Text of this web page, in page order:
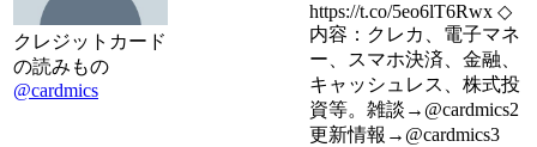
クレジットカード
の読みもの
@cardmics
https://t.co/5eo6lT6Rwx ◇
内容：クレカ、電子マネ
ー、スマホ決済、金融、
キャッシュレス、株式投
資等。雑談→@cardmics2
更新情報→@cardmics3